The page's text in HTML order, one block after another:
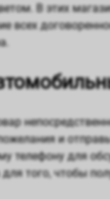
В этих
всех
и
телефону для
того, чтобы